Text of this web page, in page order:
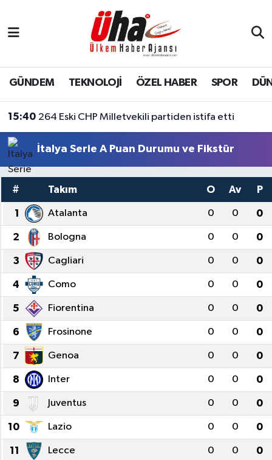
GÜNDEM TEKNOLOJİ ÖZEL HABER SPOR
15:40 264 Eski CHP Milletvekili partiden istifa etti
İtalya Serie A Puan Durumu ve Fikstür
# Takım O Av P
1 Atalanta 0 0 0
2 Bologna 0 0 0
3 Cagliari 0 0 0
4 Como 0 0 0
5 Fiorentina 0 0 0
6 Frosinone 0 0 0
7 Genoa 0 0 0
8 Inter 0 0 0
9 Juventus 0 0 0
10 Lazio 0 0 0
11 Lecce 0 0 0
İstanbul Nöbetçi Eczaneler
İstanbul Hava Durumu
Süper Lig Puan Durumu ve Fikstür
Tüm Manşetler
Son Dakika Haberleri
Haber Arşivi